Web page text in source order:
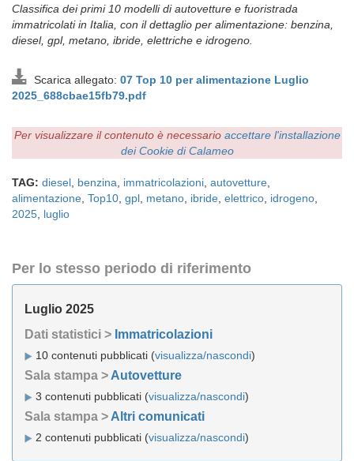
Classifica dei primi 10 modelli di autovetture e fuoristrada
immatricolati in Italia, con il dettaglio per alimentazione: benzina,
diesel, gpl, metano, ibride, elettriche e idrogeno.
Scarica allegato: 07 Top 10 per alimentazione Luglio
2025_688cbae15fb79.pdf
Per visualizzare il contenuto è necessario accettare l'installazione
dei Cookie di Calameo
TAG: diesel benzina immatricolazioni autovetture
alimentazione Top10 gpl metano ibride elettrico idrogeno
2025 luglio
Per lo stesso periodo di riferimento
Luglio 2025
Dati statistici > Immatricolazioni
10 contenuti pubblicati (visualizza/nascondi)
Sala stampa > Autovetture
3 contenuti pubblicati (visualizza/nascondi)
Sala stampa > Altri comunicati
2 contenuti pubblicati (visualizza/nascondi)